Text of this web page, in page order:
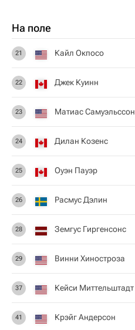
На поле
21 Кайл Окпосо
22 Джек Куинн
23 Матиас Самуэльссон
24 Дилан Козенс
25 Оуэн Пауэр
26 Расмус Дэлин
28 Земгус Гиргенсонс
29 Винни Хиностроза
37 Кейси Миттельштадт
41 Крэйг Андерсон